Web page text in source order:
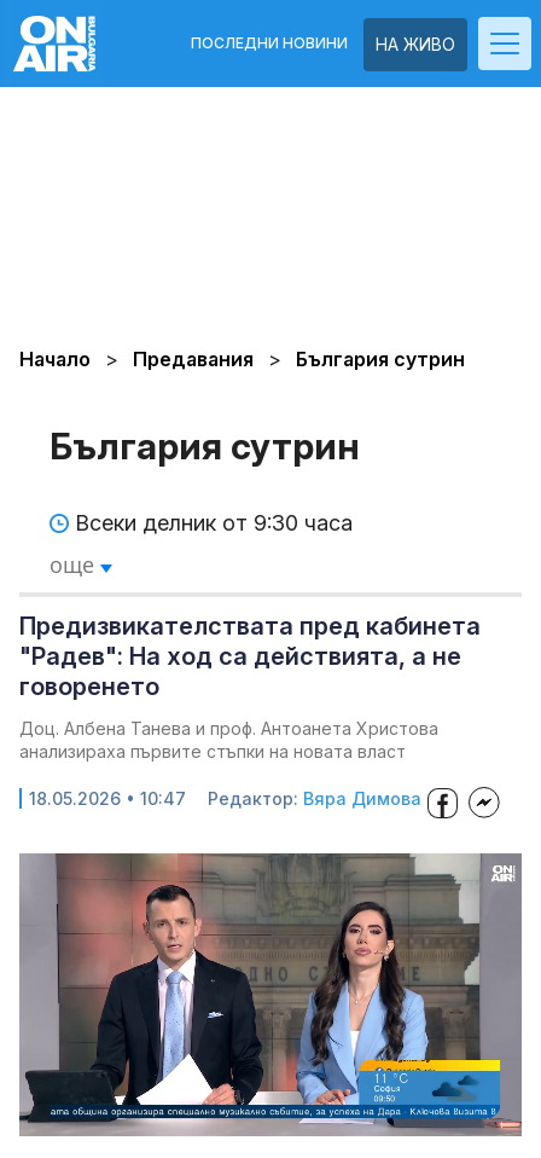
НА ЖИВО
ПОСЛЕДНИ НОВИНИ
Начало Предавания България сутрин
България сутрин
Всеки делник от 9:30 часа
още
Предизвикателствата пред кабинета
"Радев": На ход са действията, а не
говоренето
Доц. Албена Танева и проф. Антоанета Христова
анализираха първите стъпки на новата власт
18.05.2026 • 10:47 Редактор: Вяра Димова
Unmute Loaded: